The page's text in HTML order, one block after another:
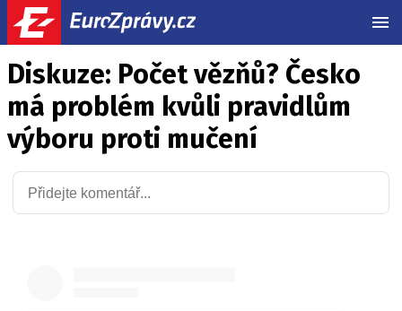
Diskuze: Počet vězňů? Česko
má problém kvůli pravidlům
výboru proti mučení